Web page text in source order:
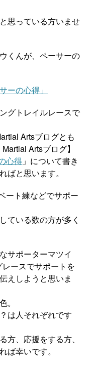
思っている方いませ
くんが、ペーサーの
ーの心得」
グトレイルレースで
Artsブログとも
Artsブログ】
心得 」について書き
ばと思います。
ート練などでサポー
ている数の方が多く
サポーターマツイ
ースでサポートを
えしようと思いま
。
は人それぞれです
方、応援をする方、
ば幸いです。